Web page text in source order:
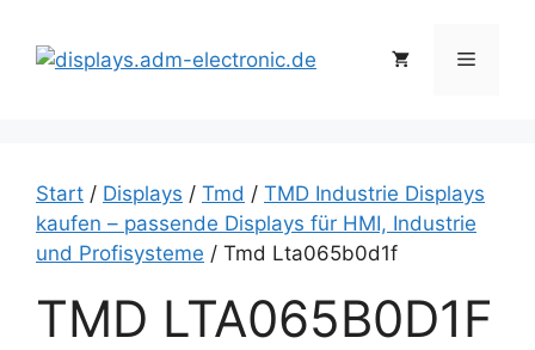
Inhalt
springen
Menü
Start / Displays / Tmd / TMD Industrie Displays
kaufen – passende Displays für HMI, Industrie
und Profisysteme / Tmd Lta065b0d1f
TMD LTA065B0D1F